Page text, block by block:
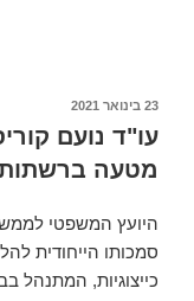
פורסם
23 בינואר 2021
עו"ד נועם
מטעה
היועץ המשפטי
סמכותו הייחודית
כייצוגיות, המתנהל